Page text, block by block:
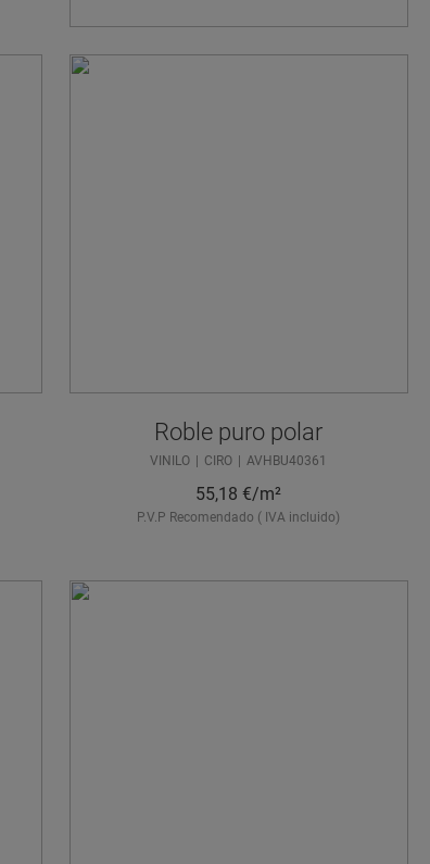
Roble puro polar
VINILO CIRO AVHBU40361
55,18 €/m²
P.V.P Recomendado ( IVA incluido)